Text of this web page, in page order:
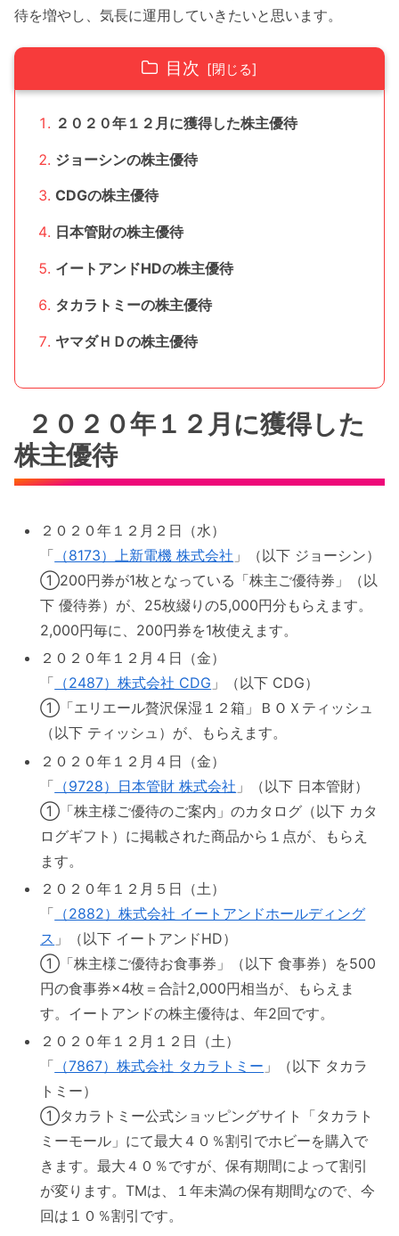
待を増やし、気長に運用していきたいと思います。
目次
２０２０年１２月に獲得した株主優待
ジョーシンの株主優待
CDGの株主優待
日本管財の株主優待
イートアンドHDの株主優待
タカラトミーの株主優待
ヤマダＨＤの株主優待
２０２０年１２月に獲得した
株主優待
２０２０年１２月２日（水）
「 （8173）上新電機 株式会社 」（以下 ジョーシン）
①200円券が1枚となっている「株主ご優待券」（以
下 優待券）が、25枚綴りの5,000円分もらえます。
2,000円毎に、200円券を1枚使えます。
２０２０年１２月４日（金）
「 （2487）株式会社 CDG 」（以下 CDG）
①「エリエール贅沢保湿１２箱」ＢＯＸティッシュ
（以下 ティッシュ）が、もらえます。
２０２０年１２月４日（金）
「 （9728）日本管財 株式会社 」（以下 日本管財）
①「株主様ご優待のご案内」のカタログ（以下 カタ
ログギフト）に掲載された商品から１点が、もらえ
ます。
２０２０年１２月５日（土）
「 （2882）株式会社 イートアンドホールディング
ス 」（以下 イートアンドHD）
①「株主様ご優待お食事券」（以下 食事券）を500
円の食事券×4枚＝合計2,000円相当が、もらえま
す。イートアンドの株主優待は、年2回です。
２０２０年１２月１２日（土）
「 （7867）株式会社 タカラトミー 」（以下 タカラ
トミー）
①タカラトミー公式ショッピングサイト「タカラト
ミーモール」にて最大４０％割引でホビーを購入で
きます。最大４０％ですが、保有期間によって割引
が変ります。TMは、１年未満の保有期間なので、今
回は１０％割引です。